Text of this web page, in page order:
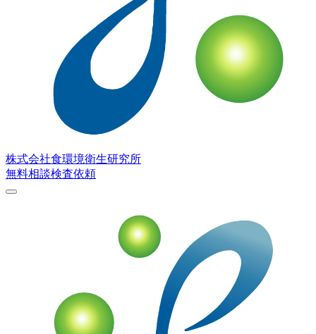
株式会社食環境衛生研究所
無料相談検査依頼